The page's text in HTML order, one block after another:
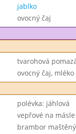
jablko
ovocný čaj
tvarohová
ovocný čaj, mléko
polévka: jáhlová
vepřové na másle
brambor